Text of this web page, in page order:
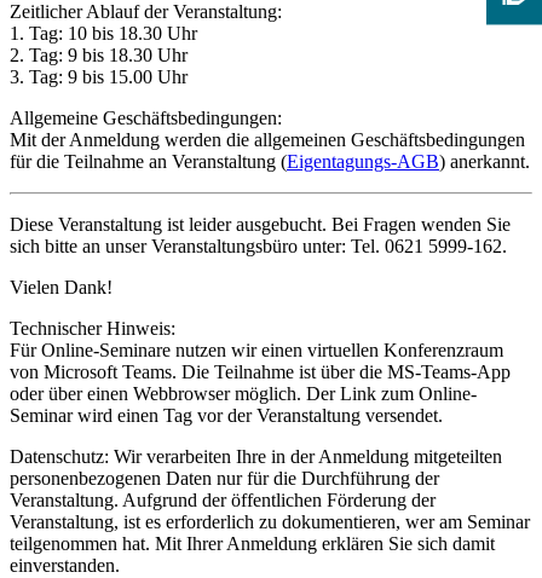
Zeitlicher Ablauf der Veranstaltung:
1. Tag: 10 bis 18.30 Uhr
2. Tag: 9 bis 18.30 Uhr
3. Tag: 9 bis 15.00 Uhr
Allgemeine Geschäftsbedingungen:
Mit der Anmeldung werden die allgemeinen Geschäftsbedingungen
für die Teilnahme an Veranstaltung (Eigentagungs-AGB) anerkannt.
Diese Veranstaltung ist leider ausgebucht. Bei Fragen wenden Sie
sich bitte an unser Veranstaltungsbüro unter: Tel. 0621 5999-162.
Vielen Dank!
Technischer Hinweis:
Für Online-Seminare nutzen wir einen virtuellen Konferenzraum
von Microsoft Teams. Die Teilnahme ist über die MS-Teams-App
oder über einen Webbrowser möglich. Der Link zum Online-
Seminar wird einen Tag vor der Veranstaltung versendet.
Datenschutz: Wir verarbeiten Ihre in der Anmeldung mitgeteilten
personenbezogenen Daten nur für die Durchführung der
Veranstaltung. Aufgrund der öffentlichen Förderung der
Veranstaltung, ist es erforderlich zu dokumentieren, wer am Seminar
teilgenommen hat. Mit Ihrer Anmeldung erklären Sie sich damit
einverstanden.